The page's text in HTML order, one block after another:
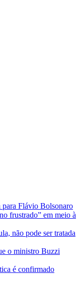
Flávio Bolsonaro
frustrado” em meio à
não pode ser tratada
o ministro Buzzi
é confirmado